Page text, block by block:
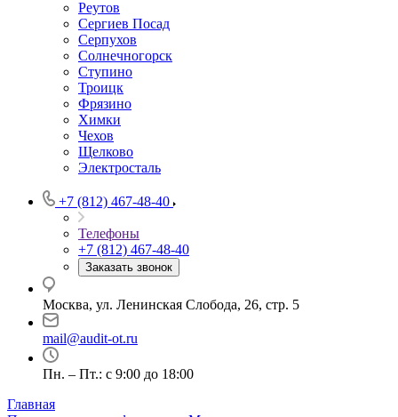
Реутов
Сергиев Посад
Серпухов
Солнечногорск
Ступино
Троицк
Фрязино
Химки
Чехов
Щелково
Электросталь
+7 (812) 467-48-40
Телефоны
+7 (812) 467-48-40
Заказать звонок
Москва, ул. Ленинская Слобода, 26, стр. 5
mail@audit-ot.ru
Пн. – Пт.: с 9:00 до 18:00
Главная